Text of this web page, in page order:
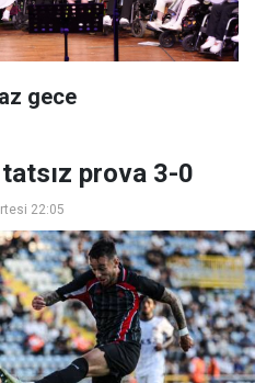
gece
prova 3-0
22:05